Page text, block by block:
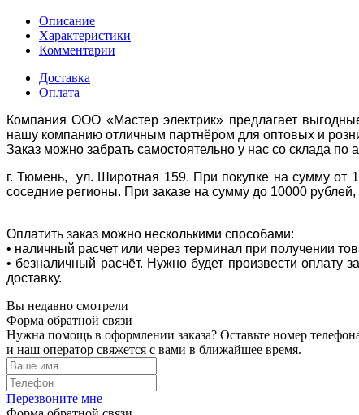
Описание
Характеристики
Комментарии
Доставка
Оплата
Компания ООО «Мастер электрик» предлагает
нашу компанию отличным партнёром для оптовых и
Заказ можно забрать самостоятельно у нас со склада по
г. Тюмень, ул. Широтная 159. При покупке на сумму от
соседние регионы. При заказе на сумму до 10000
Оплатить заказ можно несколькими способами:
• наличный расчет или через терминал при получении
• безналичный расчёт. Нужно будет произвести
доставку.
Вы недавно смотрели
Форма обратной связи
Нужна помощь в оформлении заказа? Оставьте номер
и наш оператор свяжется с вами в ближайшее время.
Перезвоните мне